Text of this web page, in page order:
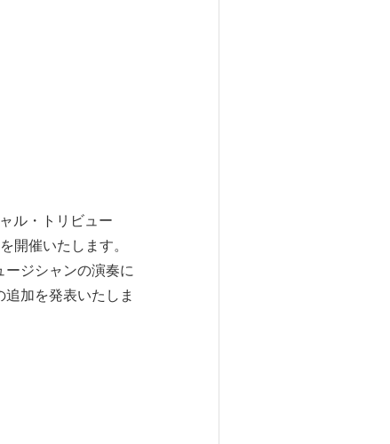
ル・トリビュー
開催いたします。
ジシャンの演奏に
加を発表いたしま